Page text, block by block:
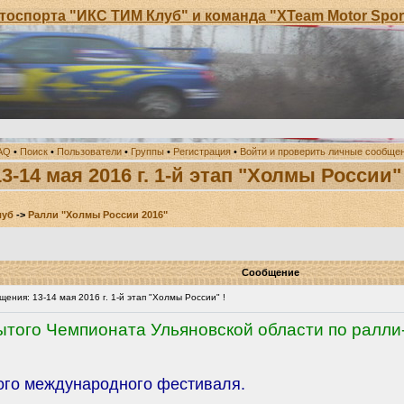
"ИКС ТИМ Клуб" и команда "XTeam Motor Sport"
• Поиск • Пользователи • Группы • Регистрация • Войти и проверить личные
14 мая 2016 г. 1-й этап "Холмы
-> Ралли "Холмы России 2016"
Сообщение
13-14 мая 2016 г. 1-й этап "Холмы России" !
Чемпионата Ульяновской области по
международного фестиваля.